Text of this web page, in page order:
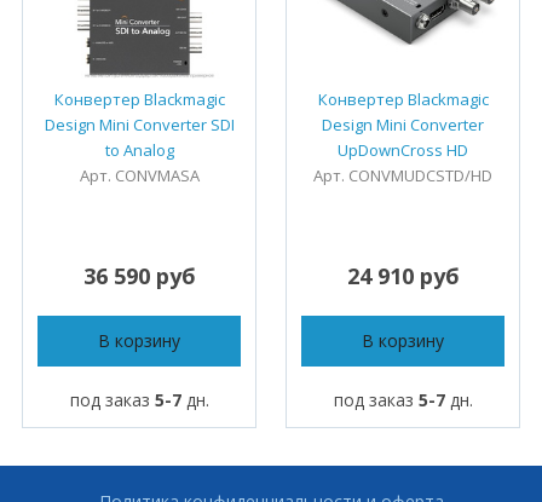
Конвертер Blackmagic
Design Mini Converter SDI
to Analog
Арт. CONVMASA
36 590 руб
В корзину
под заказ 5-7дн.
Конвертер Blackmagic
Design Mini Converter
UpDownCross HD
Арт. CONVMUDCSTD/HD
24 910 руб
В корзину
под заказ 5-7дн.